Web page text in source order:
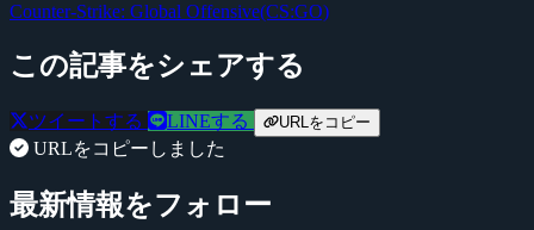
Counter-Strike: Global Offensive(CS:GO)
この記事をシェアする
ツイートする LINEする URLをコピー
URLをコピーしました
最新情報をフォロー